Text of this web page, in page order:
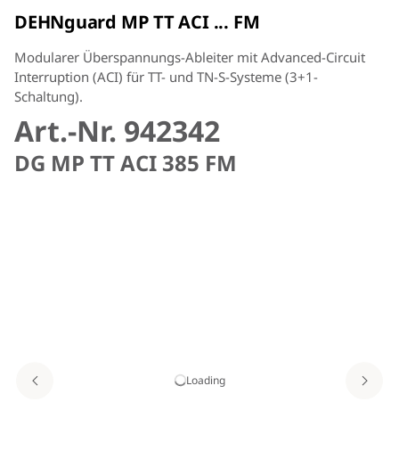
DEHNguard MP TT ACI ... FM
Modularer Überspannungs-Ableiter mit Advanced-Circuit
Interruption (ACI) für TT- und TN-S-Systeme (3+1-
Schaltung).
Art.-Nr. 942342
DG MP TT ACI 385 FM
Loading